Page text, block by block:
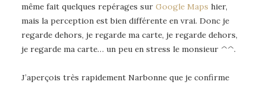
même fait quelques repérages sur Google Maps hier,
mais la perception est bien différente en vrai. Donc je
regarde dehors, je regarde ma carte, je regarde dehors,
je regarde ma carte… un peu en stress le monsieur ^^.
J’aperçois très rapidement Narbonne que je confirme